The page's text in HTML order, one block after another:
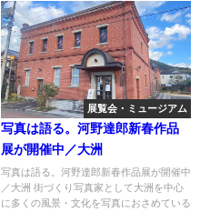
展覧会・ミュージアム
写真は語る。河野達郎新春作品
展が開催中／大洲
写真は語る。河野達郎新春作品展が開催中
／大洲 街づくり写真家として大洲を中心
に多くの風景・文化を写真におさめている